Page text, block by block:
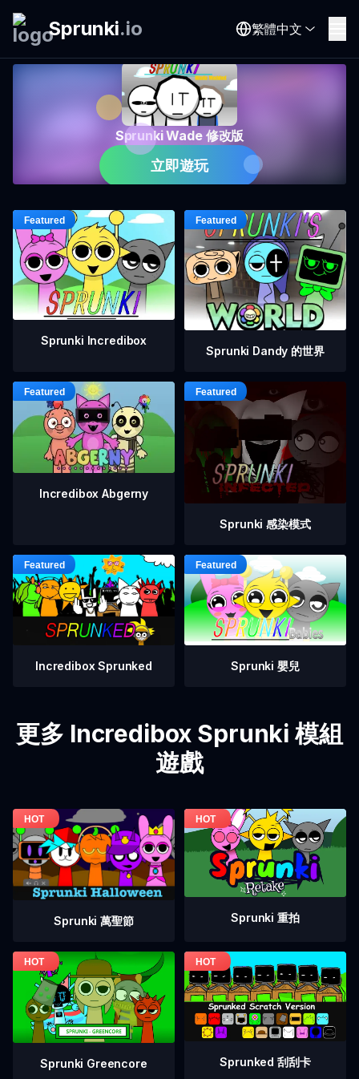
Sprunki.io 繁體中文
Sprunki Wade 修改版
立即遊玩
Sprunki Incredibox
Sprunki Dandy 的世界
Incredibox Abgerny
Sprunki 感染模式
Incredibox Sprunked Sprunki 嬰兒
更多 Incredibox Sprunki 模組
遊戲
Sprunki 萬聖節 Sprunki 重拍
Sprunki Greencore Sprunked 刮刮卡